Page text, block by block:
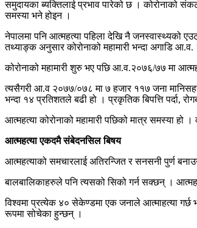
समुदायका ब्यक्तिलाई प्रभाव पारेको छ । कोरोनाको
समस्या भने होइन ।
नेपालमा पनि आत्महत्या पहिला देखि नै जनस्वास्थ्यको
तथ्याङ्क अनुसार कोरोनाको महामारी भन्दा अगाडि
कोरोनाको महामारी शुरु भए पछि आ.व.२०७६/७७ मा
त्यसैगरी आ.व २०७७/०७८ मा ७ हजार ११७ जना
भन्दा १४ प्रतिशतले बढी हो । प्रकृतिक बिपत्ति पर्दा,
आत्महत्या कोरोनाको महामारी पछिको मात्र समस्या
आत्महत्या एकदमै संबेदनसिल बिषय
आत्महत्याको समचारलाई अतिरन्जित र सनसनी पुर्ण
बालबालिकाहरुले पनि त्यसको सिको गर्न सक्छन् ।
विश्वमा प्रत्येक ४० सेकेण्डमा एक जनाले आत्माहत्या
रूपमा सोचेका हुन्छन् ।